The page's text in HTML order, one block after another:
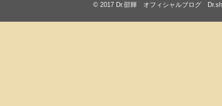
© 2017 Dr.邵輝 オフィシャルブログ